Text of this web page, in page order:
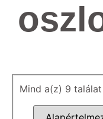
Mind a(z) 9